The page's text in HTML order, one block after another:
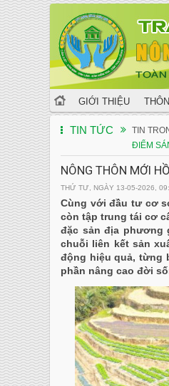
GIỚI THIỆU
TIN TỨC TIN
ĐIỂM
NÔNG THÔN MỚI
THỨ TƯ, NGÀY 13-05-2026,
Cùng với đầu tư cơ
còn tập trung tái cơ
đặc sản địa phương
chuỗi liên kết sản
động hiệu quả, từng
phần nâng cao đời